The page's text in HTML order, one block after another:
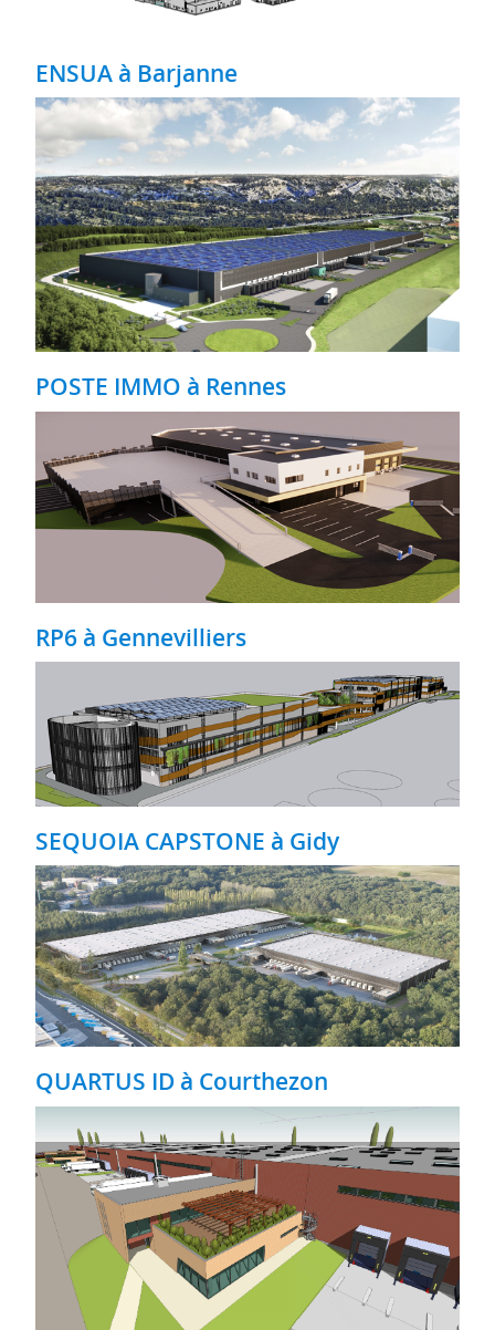
ENSUA à Barjanne
POSTE IMMO à Rennes
RP6 à Gennevilliers
SEQUOIA CAPSTONE à Gidy
QUARTUS ID à Courthezon